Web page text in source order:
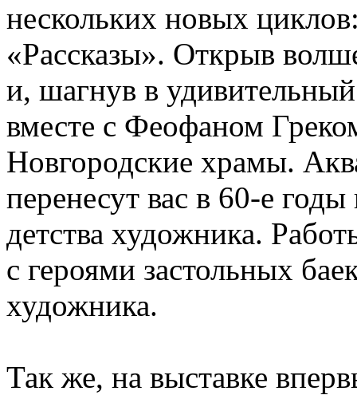
нескольких новых
«Рассказы». Открыв
и, шагнув в
вместе с Феофаном
Новгородские храмы.
перенесут вас в 60-е
детства художника.
с героями застольных
художника.
Так же, на выставке